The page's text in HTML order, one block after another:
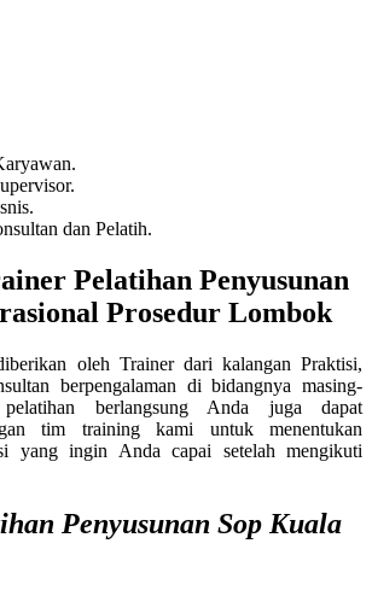
.
dan Pelatih.
Pelatihan Penyusunan
Prosedur Lombok
oleh Trainer dari kalangan Praktisi,
berpengalaman di bidangnya masing-
berlangsung Anda juga dapat
tim training kami untuk menentukan
yang ingin Anda capai setelah mengikuti
Penyusunan Sop Kuala